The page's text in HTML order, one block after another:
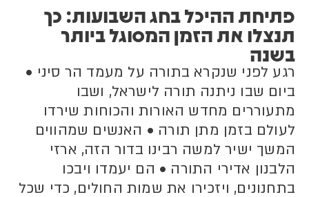
פתיחת ההיכל בחג השבועות: כך
תנצלו את הזמן המסוגל ביותר
בשנה
רגע לפני שנקרא בתורה על מעמד הר סיני •
ביום שבו ניתנה תורה לישראל, ושבו
מתעוררים מחדש האורות והכוחות שירדו
לעולם בזמן מתן תורה • האנשים שמהווים
המשך ישיר למשה רבינו בדור הזה, ארזי
הלבנון אדירי התורה • הם יעמדו ויבכו
בתחנונים, ויזכירו את שמות החולים, כדי שכל